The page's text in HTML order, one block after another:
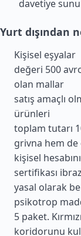
davetiye
Yurt dışından
Kişisel eşyalar
değeri 500
olan mallar
satış amaçlı
ürünleri
toplam tutarı
grivna hem de
kişisel
sertifikası
yasal olarak
psikotrop
5 paket.
koridorunu